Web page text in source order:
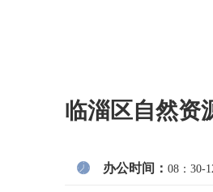
临淄区自然资
办公时间： 08：30-